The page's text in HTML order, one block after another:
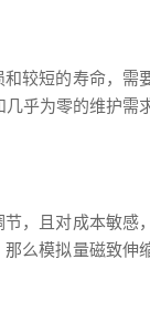
较短的寿命，需
乎为零的维护
，且对成本敏
模拟量磁致伸